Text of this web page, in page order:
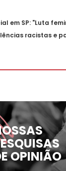
em SP: "Luta
racistas e
OPINIÃO